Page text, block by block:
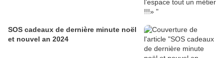
SOS cadeaux de dernière minute noël
et nouvel an 2024